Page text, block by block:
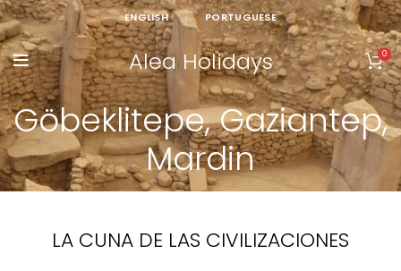
ENGLISH PORTUGUESE
Alea Holidays 0
Göbeklitepe, Gaziantep,
Mardin
LA CUNA DE LAS CIVILIZACIONES